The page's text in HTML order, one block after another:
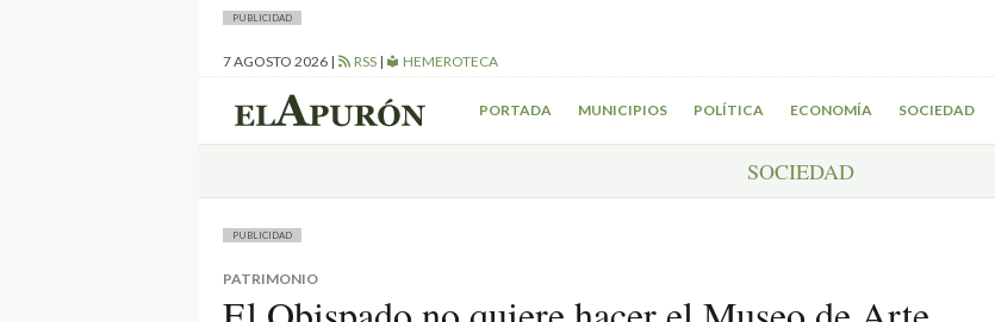
PUBLICIDAD
7 AGOSTO 2026 | RSS | HEMEROTECA
PORTADA MUNICIPIOS POLÍTICA ECONOMÍA SOCIEDAD
SOCIEDAD
PUBLICIDAD
PATRIMONIO